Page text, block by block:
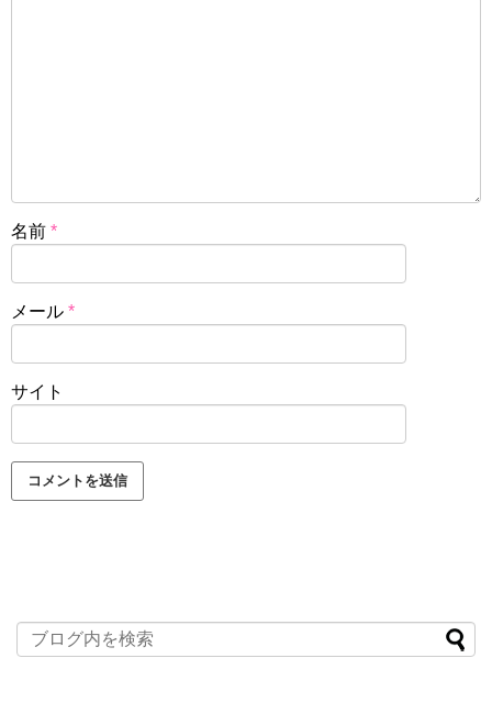
名前 *
メール *
サイト